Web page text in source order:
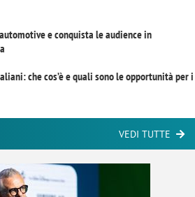
e conquista le audience in
che cos’è e quali sono le opportunità per i
VEDI TUTTE